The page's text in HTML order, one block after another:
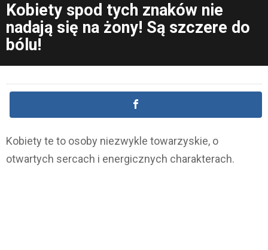
Kobiety spod tych znaków nie
nadają się na żony! Są szczere do
bólu!
Kobiety te to osoby niezwykle towarzyskie, o
otwartych sercach i energicznych charakterach.